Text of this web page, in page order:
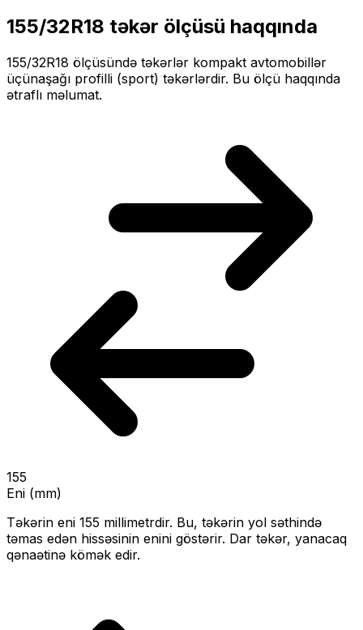
155/32R18 təkər ölçüsü haqqında
155/32R18 ölçüsündə təkərlər kompakt avtomobillər
üçünaşağı profilli (sport) təkərlərdir. Bu ölçü haqqında
ətraflı məlumat.
155
Eni (mm)
Təkərin eni 155 millimetrdir. Bu, təkərin yol səthində
təmas edən hissəsinin enini göstərir. Dar təkər, yanacaq
qənaətinə kömək edir.